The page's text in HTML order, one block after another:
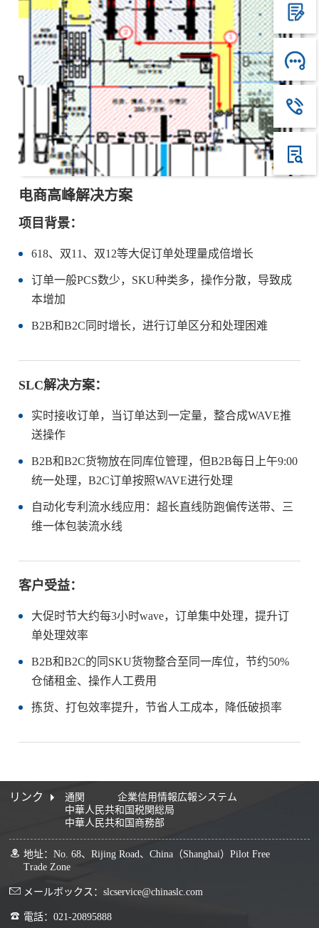
电商高峰解决方案
项目背景：
618、双11、双12等大促订单处理量成倍增长
订单一般PCS数少，SKU种类多，操作分散，导致成
本增加
B2B和B2C同时增长，进行订单区分和处理困难
SLC解决方案：
实时接收订单，当订单达到一定量，整合成WAVE推
送操作
B2B和B2C货物放在同库位管理，但B2B每日上午9:00
统一处理，B2C订单按照WAVE进行处理
自动化专利流水线应用：超长直线防跑偏传送带、三
维一体包装流水线
客户受益：
大促时节大约每3小时wave，订单集中处理，提升订
单处理效率
B2B和B2C的同SKU货物整合至同一库位，节约50%
仓储租金、操作人工费用
拣货、打包效率提升，节省人工成本，降低破损率
リンク 通関
企業信用情報広報システム
中華人民共和国税関総局
中華人民共和国商務部
地址：No. 68、Rijing Road、China（Shanghai）Pilot Free
Trade Zone
メールボックス：slcservice@chinaslc.com
電話：021-20895888